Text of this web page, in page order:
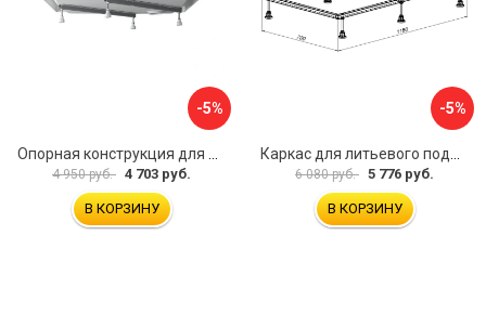
-5%
4 950 руб. 4 703 руб.
В КОРЗИНУ
-5%
6 080 руб. 5 776 руб.
В КОРЗИНУ